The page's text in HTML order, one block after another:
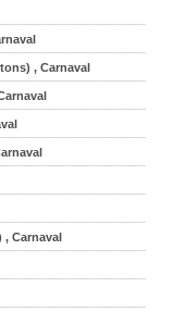
, Carnaval
, Carnaval